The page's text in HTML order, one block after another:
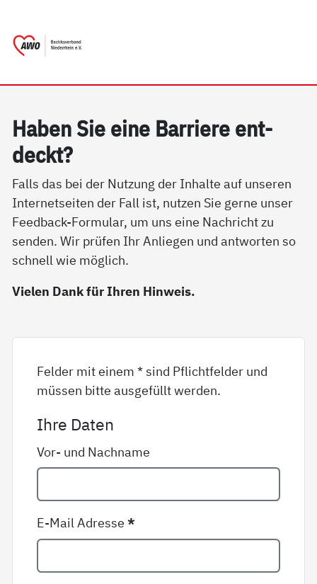
Ha­ben Sie ei­ne Bar­rie­re ent­
deckt?
Falls das bei der Nutzung der Inhalte auf unseren
Internetseiten der Fall ist, nutzen Sie gerne unser
Feedback-Formular, um uns eine Nachricht zu
senden. Wir prüfen Ihr Anliegen und antworten so
schnell wie möglich.
Vielen Dank für Ihren Hinweis.
Felder mit einem * sind Pflichtfelder und
müssen bitte ausgefüllt werden.
Ihre Daten
Vor- und Nachname
E-Mail Adresse*